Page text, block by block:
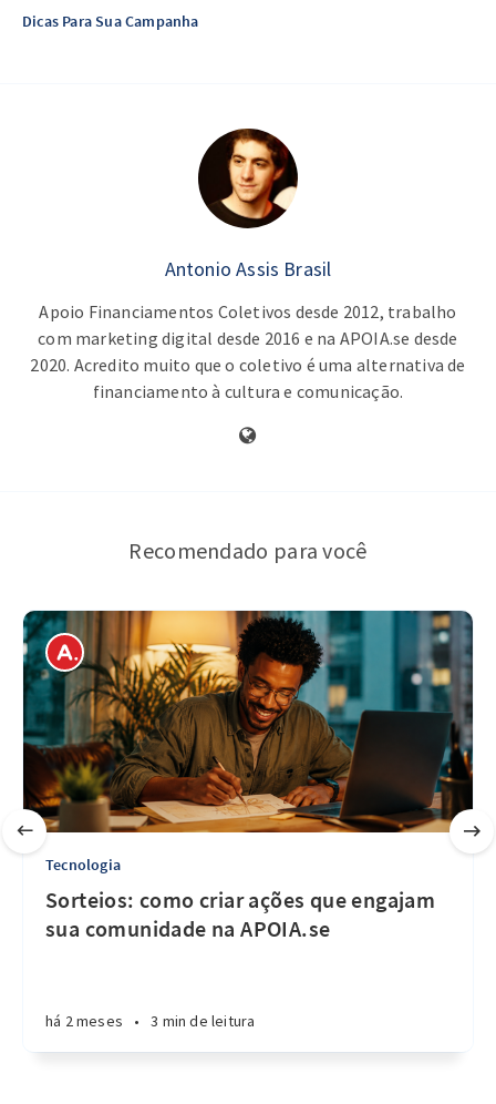
Dicas Para Sua Campanha
Antonio Assis Brasil
Apoio Financiamentos Coletivos desde 2012, trabalho
com marketing digital desde 2016 e na APOIA.se desde
2020. Acredito muito que o coletivo é uma alternativa de
financiamento à cultura e comunicação.
Recomendado para você
Tecnologia
Sorteios: como criar ações que engajam
sua comunidade na APOIA.se
há 2 meses • 3 min de leitura